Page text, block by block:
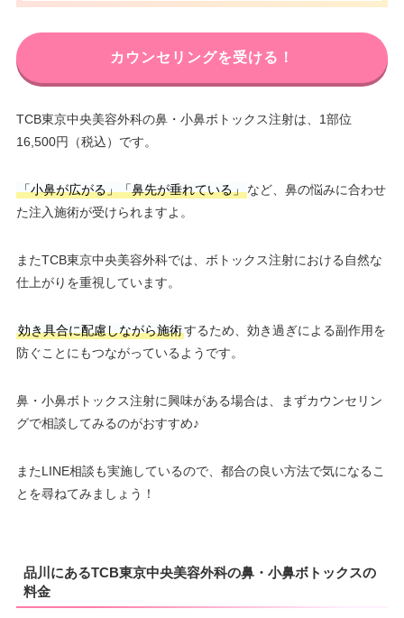
カウンセリングを受ける！
TCB東京中央美容外科の鼻・小鼻ボトックス注射は、1部位
16,500円（税込）です。
「小鼻が広がる」「鼻先が垂れている」など、鼻の悩みに合わせ
た注入施術が受けられますよ。
またTCB東京中央美容外科では、ボトックス注射における自然な
仕上がりを重視しています。
効き具合に配慮しながら施術するため、効き過ぎによる副作用を
防ぐことにもつながっているようです。
鼻・小鼻ボトックス注射に興味がある場合は、まずカウンセリン
グで相談してみるのがおすすめ♪
またLINE相談も実施しているので、都合の良い方法で気になるこ
とを尋ねてみましょう！
品川にあるTCB東京中央美容外科の鼻・小鼻ボトックスの
料金